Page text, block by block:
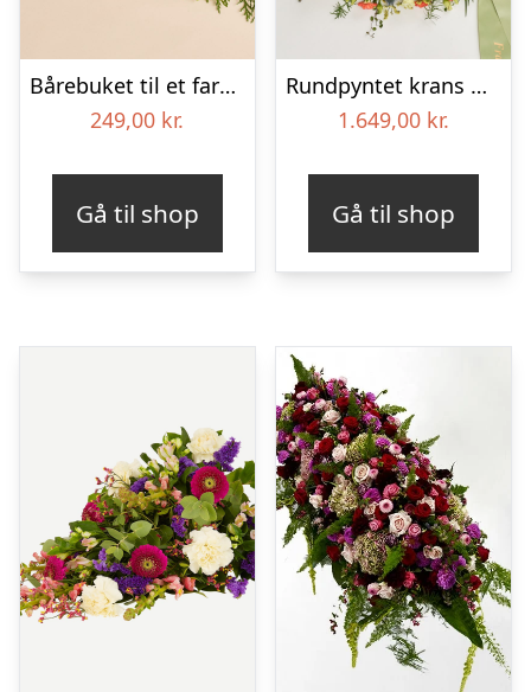
Bårebuket til et farverigt minde
249,00 kr.
Gå til shop
Rundpyntet krans med bånd – Et farverigt farvel
1.649,00 kr.
Gå til shop